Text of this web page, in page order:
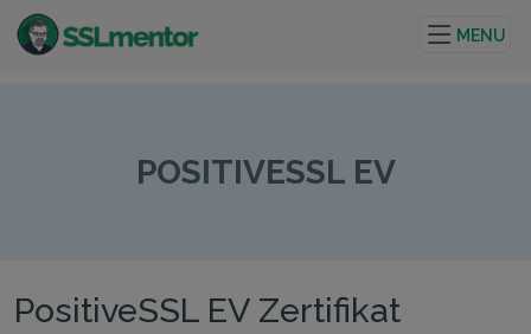
Internetprojekte.
MENU
POSITIVESSL EV
PositiveSSL EV Zertifikat